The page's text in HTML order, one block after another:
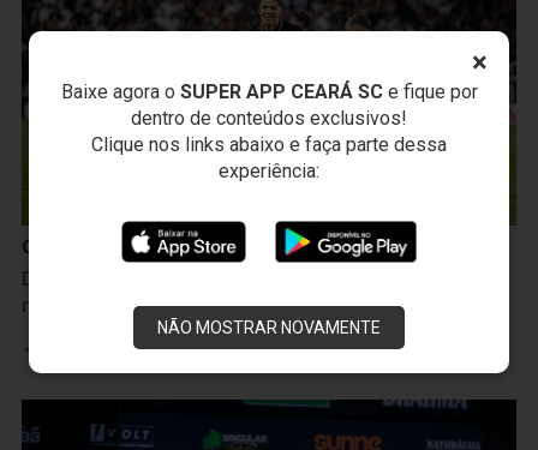
×
Baixe agora o SUPER APP CEARÁ SCe fique por
dentro de conteúdos exclusivos!
Clique nos links abaixo e faça parte dessa
experiência:
NÃO MOSTRAR NOVAMENTE
Ceará Sporting Club
Decisivo contra a Ponte Preta, Lucca celebra gol e
mira mais vitórias: “Vamos para cima”